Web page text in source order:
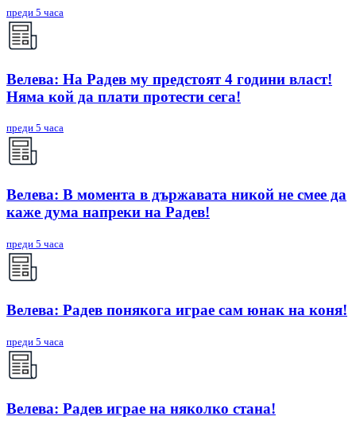
преди 5 часа
Велева: На Радев му предстоят 4 години власт!
Няма кой да плати протести сега!
преди 5 часа
Велева: В момента в държавата никой не смее да
каже дума напреки на Радев!
преди 5 часа
Велева: Радев понякога играе сам юнак на коня!
преди 5 часа
Велева: Радев играе на няколко стана!